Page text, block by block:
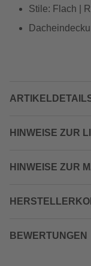
Stile: Flach |
HINWEISE ZUR
HINWEISE ZUR
BEWERTUNGEN